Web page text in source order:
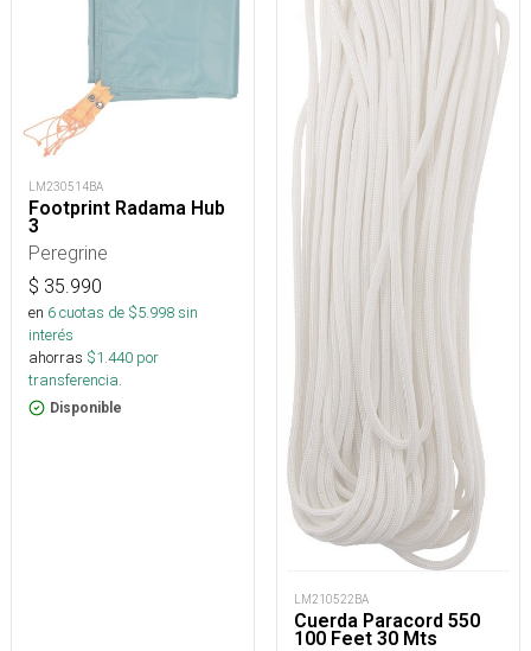
LM230514BA
Footprint Radama Hub
3
Peregrine
$ 35.990
en 6cuotas de $5.998sin
interés
ahorras $1.440 por
transferencia.
Disponible
LM210522BA
Cuerda Paracord 550
100 Feet 30 Mts